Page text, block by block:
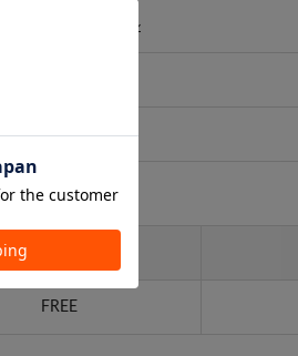
ライフスタイル
-
ズ
FREE